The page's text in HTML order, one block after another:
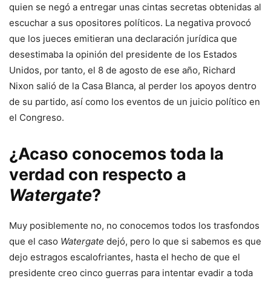
quien se negó a entregar unas cintas secretas obtenidas al
escuchar a sus opositores políticos. La negativa provocó
que los jueces emitieran una declaración jurídica que
desestimaba la opinión del presidente de los Estados
Unidos, por tanto, el 8 de agosto de ese año, Richard
Nixon salió de la Casa Blanca, al perder los apoyos dentro
de su partido, así como los eventos de un juicio político en
el Congreso.
¿Acaso conocemos toda la
verdad con respecto a
Watergate?
Muy posiblemente no, no conocemos todos los trasfondos
que el caso Watergate dejó, pero lo que si sabemos es que
dejo estragos escalofriantes, hasta el hecho de que el
presidente creo cinco guerras para intentar evadir a toda